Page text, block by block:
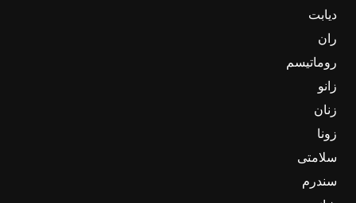
دیابت
ران
روماتیسم
زانو
زنان
زونا
سلامتی
سندرم